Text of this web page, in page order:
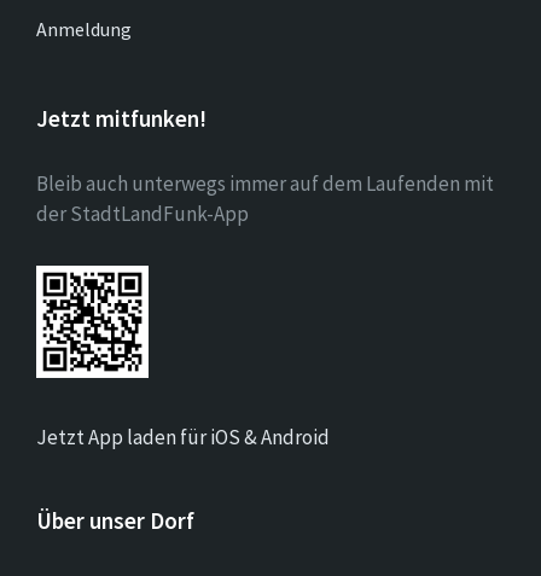
Anmeldung
Jetzt mitfunken!
Bleib auch unterwegs immer auf dem Laufenden mit
der StadtLandFunk-App
Jetzt App laden für iOS & Android
Über unser Dorf